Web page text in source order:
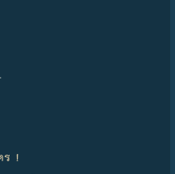
ร !